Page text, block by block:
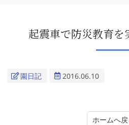
起震車で防災教育
園日記 2016.06.10
ホームへ戻